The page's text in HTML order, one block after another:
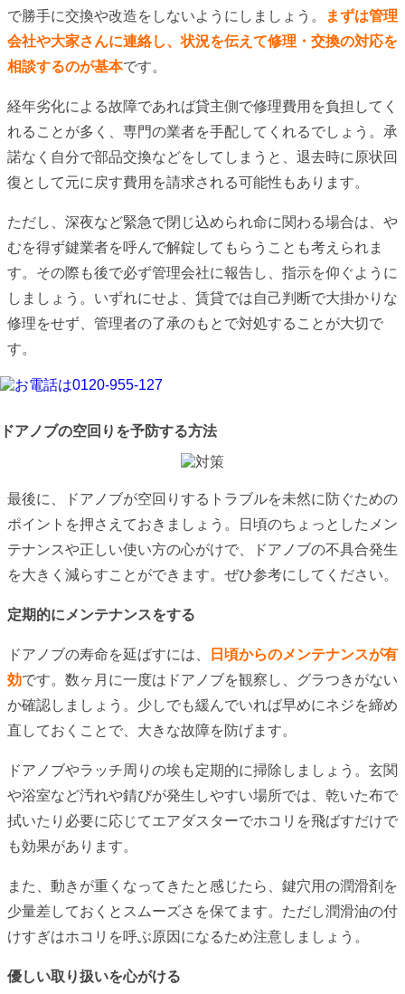
で勝手に交換や改造をしないようにしましょう。
まずは管理
会社や大家さんに連絡し、状況を伝えて修理・交換の対応を
相談するのが基本です。
経年劣化による故障であれば貸主側で修理費用を負担してく
れることが多く、専門の業者を手配してくれるでしょう。承
諾なく自分で部品交換などをしてしまうと、退去時に原状回
復として元に戻す費用を請求される可能性もあります。
ただし、深夜など緊急で閉じ込められ命に関わる場合は、や
むを得ず鍵業者を呼んで解錠してもらうことも考えられま
す。その際も後で必ず管理会社に報告し、指示を仰ぐように
しましょう。いずれにせよ、賃貸では自己判断で大掛かりな
修理をせず、管理者の了承のもとで対処することが大切で
す。
ドアノブの空回りを予防する方法
最後に、ドアノブが空回りするトラブルを未然に防ぐための
ポイントを押さえておきましょう。日頃のちょっとしたメン
テナンスや正しい使い方の心がけで、ドアノブの不具合発生
を大きく減らすことができます。ぜひ参考にしてください。
定期的にメンテナンスをする
ドアノブの寿命を延ばすには、
日頃からのメンテナンスが有
効です。数ヶ月に一度はドアノブを観察し、グラつきがない
か確認しましょう。少しでも緩んでいれば早めにネジを締め
直しておくことで、大きな故障を防げます。
ドアノブやラッチ周りの埃も定期的に掃除しましょう。玄関
や浴室など汚れや錆びが発生しやすい場所では、乾いた布で
拭いたり必要に応じてエアダスターでホコリを飛ばすだけで
も効果があります。
また、動きが重くなってきたと感じたら、鍵穴用の潤滑剤を
少量差しておくとスムーズさを保てます。ただし潤滑油の付
けすぎはホコリを呼ぶ原因になるため注意しましょう。
優しい取り扱いを心がける